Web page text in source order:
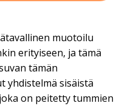
muotoilu
erityiseen, ja tämä
tämän
yhdistelmä sisäistä
on peitetty tummien